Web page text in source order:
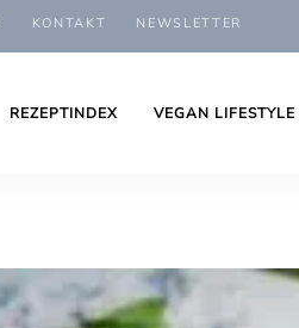
KONTAKT NEWSLETTER
REZEPTINDEX VEGAN LIFESTYLE